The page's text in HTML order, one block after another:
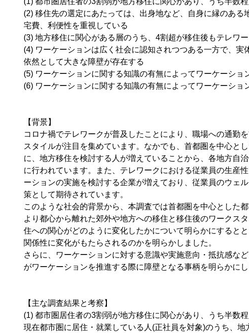
(2) 移住先の選定にあたっては、出身地など、自身に縁のあ
宅費、利便性を重視している
(3) 地方移住に関心がある層のうち、4割超が移住後もテレワ
(4) ワーケーションは広く社会に認知されつつある一方で、
依然として大きな障壁が存在する
(5) ワーケーションに関する知識の有無によってワーケーショ
(6) ワーケーションに関する知識の有無によってワーケーショ
【背景】
コロナ禍でテレワークが普及したことにより、職場への通勤
スタイルが注目を集めています。なかでも、首都圏を中心と
に、地方移住を検討する人が増えていることから、各地方自
に行われています。また、テレワークにおける従業員の生産
ーションの実施を検討する企業が増えており、従業員のウェ
策として期待されています。
このような社会的背景から、本調査では首都圏を中心とした
より都心から離れた郊外や地方への移住と移住後のワークス
住への関心がどのように変化したかについて明らかにすると
関係性に変化がもたらされるのかを明らかしました。
さらに、ワーケーションに対する意識や実施意向・抵抗感な
がワーケーションを推進する際に障壁となる事柄を明らかにし
【主な調査結果と考察】
(1) 都市圏居住者の3割弱が地方移住に関心があり、うち半数
現在都市圏に居住・就業している人(正社員を対象)のうち、